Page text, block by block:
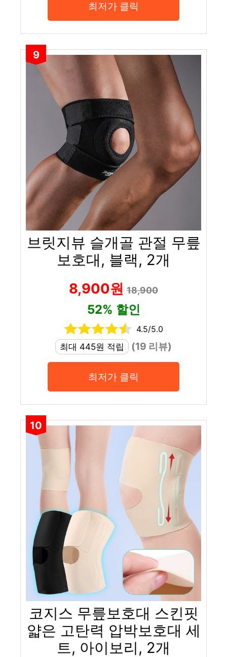
최저가 클릭
9
브릿지뷰 슬개골 관절 무릎
보호대, 블랙, 2개
8,900원 18,900
52% 할인
4.5/5.0
최대 445원 적립
(19 리뷰)
최저가 클릭
10
코지스 무릎보호대 스킨핏
얇은 고탄력 압박보호대 세
트, 아이보리, 2개